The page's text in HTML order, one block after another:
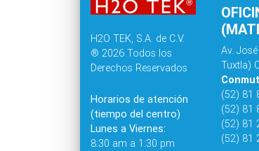
H2O TEK, S.A. de C.V.
® 2026 Todos los
Derechos Reservados
Horarios de atención
(tiempo del centro)
Lunes a Viernes:
8:30 am a 1:30 pm
Av.
Tuxtla)
(52) 81
(52) 81
(52) 81
(52) 81